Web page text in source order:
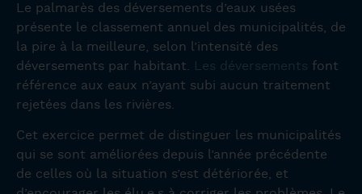
Le palmarès des déversements d’eaux usées
présente le classement annuel des municipalités, de
la pire à la meilleure, selon l’intensité des
déversements par habitant.
Les déversements font
référence aux eaux n’ayant subi aucun traitement
rejetées dans les rivières.
Cet exercice permet de distinguer les municipalités
qui se sont améliorées depuis l’année précédente
de celles où la situation s’est détériorée, et